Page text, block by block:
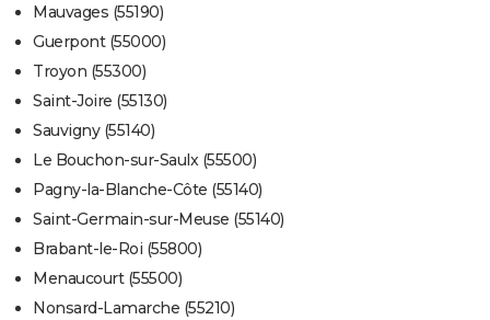
Mauvages (55190)
Guerpont (55000)
Troyon (55300)
Saint-Joire (55130)
Sauvigny (55140)
Le Bouchon-sur-Saulx (55500)
Pagny-la-Blanche-Côte (55140)
Saint-Germain-sur-Meuse (55140)
Brabant-le-Roi (55800)
Menaucourt (55500)
Nonsard-Lamarche (55210)